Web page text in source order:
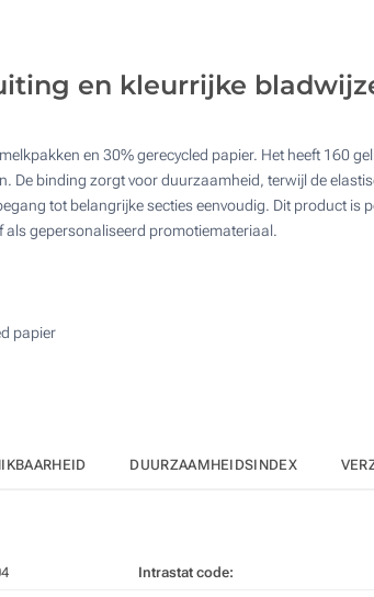
Reliëfdruk (Op de kaft)
Zonder opdruk
250
Kies jouw aantal :
en kleurrijke
en 30% gerecycled papier. Het heeft 160
De binding zorgt voor duurzaamheid, terwijl de
tot belangrijke secties eenvoudig. Dit product is
gepersonaliseerd promotiemateriaal.
papier
DUURZAAMHEIDSINDEX
Intrastat code: